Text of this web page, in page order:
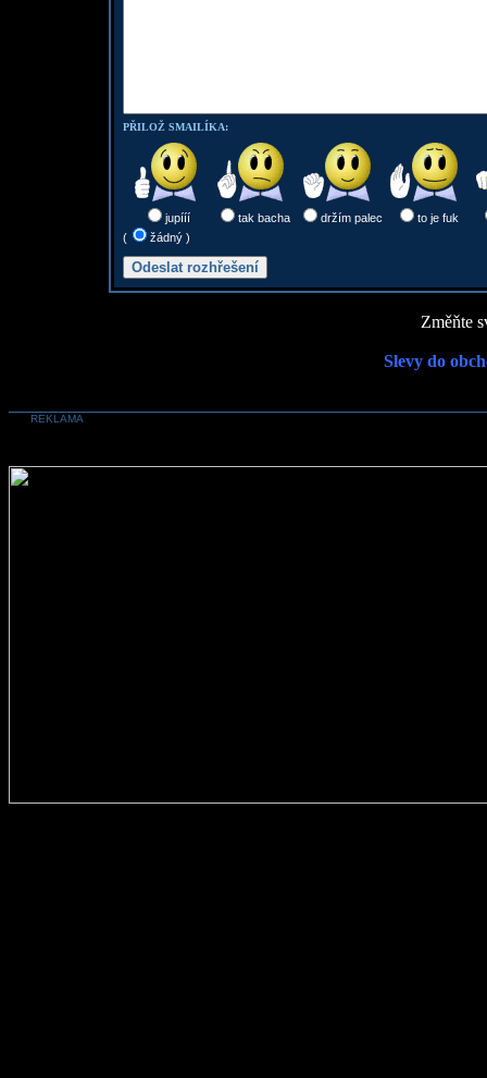
PŘILOŽ SMAILÍKA:
jupííí tak bacha držím palec
to je fuk
(
žádný )
Změňte
Slevy do
REKLAMA